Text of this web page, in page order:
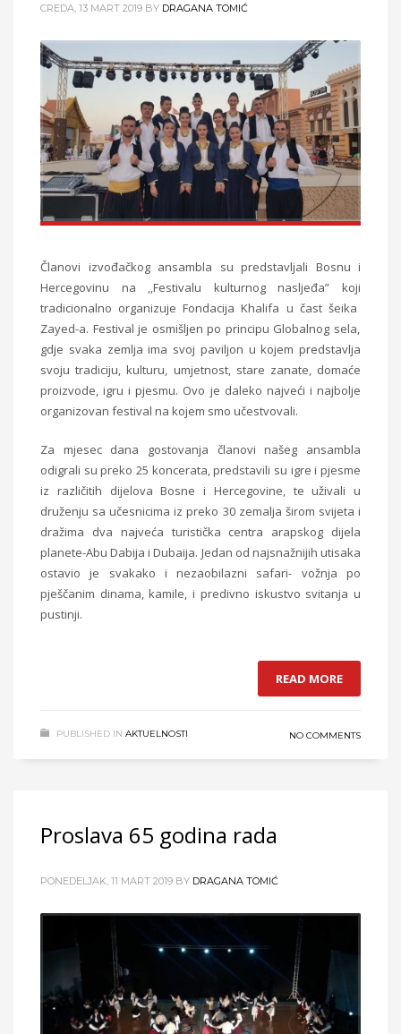
CREDA, 13 MART 2019 BY DRAGANA TOMIĆ
Članovi izvođačkog ansambla su predstavljali Bosnu i
Hercegovinu na ,,Festivalu kulturnog nasljeđa” koji
tradicionalno organizuje FondacijaKhalifa u čast šeika
Zayed-a. Festival je osmišljen po principu Globalnog sela,
gdje svaka zemlja ima svoj paviljon u kojem predstavlja
svoju tradiciju, kulturu, umjetnost, stare zanate, domaće
proizvode, igru i pjesmu. Ovo je daleko najveći i najbolje
organizovan festival na kojem smo učestvovali.
Za mjesec dana gostovanja članovi našeg ansambla
odigrali su preko 25 koncerata, predstavili su igre i pjesme
iz različitih dijelova Bosne i Hercegovine, te uživali u
druženju sa učesnicima iz preko 30 zemalja širom svijeta i
dražima dva najveća turistička centra arapskog dijela
planete-Abu Dabija i Dubaija. Jedan od najsnažnijih utisaka
ostavio je svakako i nezaobilazni safari- vožnja po
pješčanim dinama, kamile, i predivno iskustvo svitanja u
pustinji.
READ MORE
PUBLISHED IN AKTUELNOSTI NO COMMENTS
Proslava 65 godina rada
PONEDELJAK, 11 MART 2019 BY DRAGANA TOMIĆ